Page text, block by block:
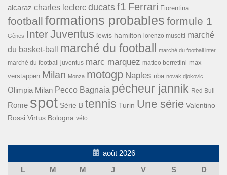
alcaraz charles leclerc ducats f1 Ferrari Fiorentina
football formations probables formule 1
Gênes InterJuventus lewis hamilton lorenzo musetti marché
du basket-ball
marché du football marché du football inter
marché du football juventus marc marquez matteo berrettini max
verstappen Milan Monza motogp Naples nba novak djokovic
Olimpia Milan Pecco Bagnaia pécheur jannik Red Bull
Rome spot Série B tennis Turin Une série Valentino
Rossi Virtus Bologna vélo
août 2026
L
M M J V S D